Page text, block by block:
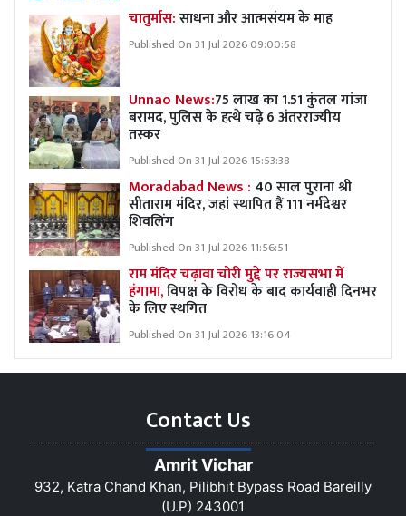
चातुर्मास:साधना और आत्मसंयम के माह
Published On 31 Jul 2026 09:00:58
Unnao News:75 लाख का 1.51 कुंतल गांजा
बरामद, पुलिस के हत्थे चढ़े 6 अंतरराज्यीय
तस्कर
Published On 31 Jul 2026 15:53:38
Moradabad News : 40 साल पुराना श्री
सीताराम मंदिर, जहां स्थापित हैं 111 नर्मदेश्वर
शिवलिंग
Published On 31 Jul 2026 11:56:51
राम मंदिर चढ़ावा चोरी मुद्दे पर राज्यसभा में
हंगामा,विपक्ष के विरोध के बाद कार्यवाही दिनभर
के लिए स्थगित
Published On 31 Jul 2026 13:16:04
Contact Us
Amrit Vichar
932, Katra Chand Khan, Pilibhit Bypass Road Bareilly
(U.P) 243001